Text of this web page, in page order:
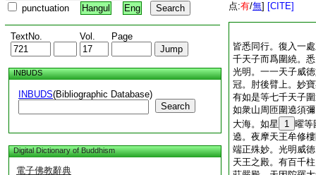
punctuation Hangul Eng
TextNo. Vol. Page
INBUDS
INBUDS(Bibliographic Database)
Search
Digital Dictionary of Buddhism
電子佛教辭典
点:有/無] [CITE]
皆悉同行。復入一
千天子而爲圍繞。
光明。一一天子威
冠。肘後臂上。妙
有如是等七千天子
如衆山周匝圍遶須
大海。如星
1 曜等
遶。夜摩天王牟修
端正殊妙。光明威
天王之殿。有百千